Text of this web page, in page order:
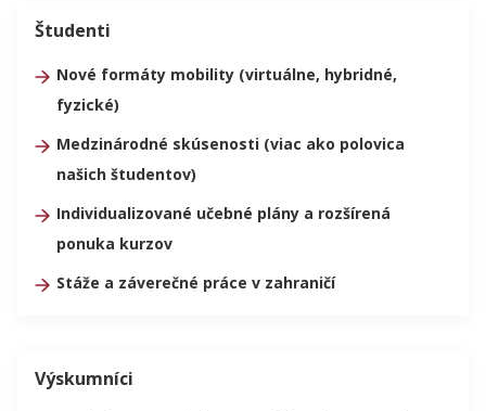
Študenti
Nové formáty mobility (virtuálne, hybridné,
fyzické)
Medzinárodné skúsenosti (viac ako polovica
našich študentov)
Individualizované učebné plány a rozšírená
ponuka kurzov
Stáže a záverečné práce v zahraničí
Výskumníci